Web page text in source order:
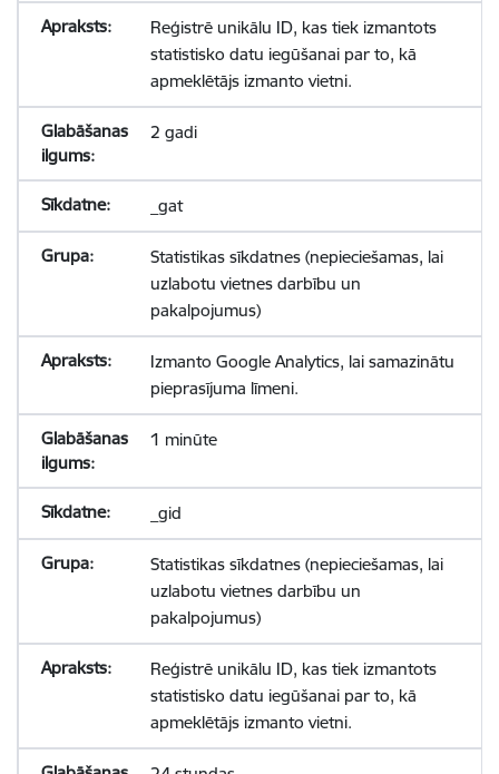
Reģistrē unikālu ID, kas tiek izmantots
statistisko datu iegūšanai par to, kā
apmeklētājs izmanto vietni.
2 gadi
_gat
Statistikas sīkdatnes (nepieciešamas, lai
uzlabotu vietnes darbību un
pakalpojumus)
Izmanto Google Analytics, lai samazinātu
pieprasījuma līmeni.
1 minūte
_gid
Statistikas sīkdatnes (nepieciešamas, lai
uzlabotu vietnes darbību un
pakalpojumus)
Reģistrē unikālu ID, kas tiek izmantots
statistisko datu iegūšanai par to, kā
apmeklētājs izmanto vietni.